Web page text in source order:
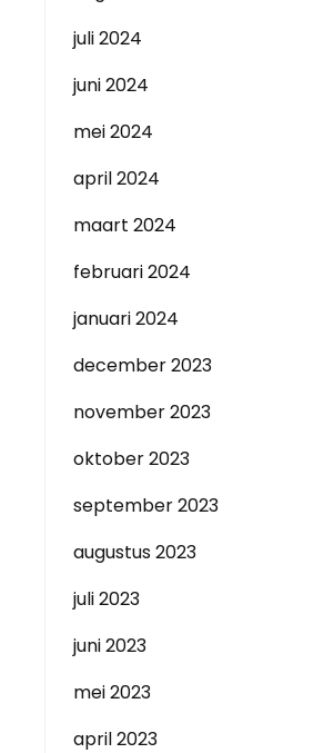
juli 2024
juni 2024
mei 2024
april 2024
maart 2024
februari 2024
januari 2024
december 2023
november 2023
oktober 2023
september 2023
augustus 2023
juli 2023
juni 2023
mei 2023
april 2023